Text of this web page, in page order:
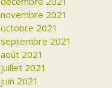
novembre 2021
octobre 2021
septembre 2021
août 2021
juillet 2021
juin 2021